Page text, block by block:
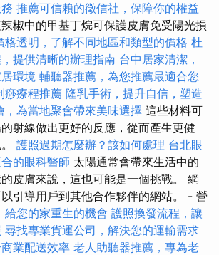
推薦可信賴的徵信社，保障你的權益
椒中的甲基丁烷可保護皮膚免受陽光損
格透明，了解不同地區和類型的價格 杜
提供清晰的辦理指南 台中居家清潔，
環境 輔聽器推薦，為您推薦最適合您
痧療程推薦 隆乳手術，提升自信，塑造
，為當地聚會帶來美味選擇 這些材料可
射線做出更好的反應，從而產生更健
護照過期怎麼辦？該如何處理 台北眼
的眼科醫師 太陽通常會帶來生活中的
皮膚來說，這也可能是一個挑戰。 網
引導用戶到其他合作夥伴的網站。 - 營
給您的家重生的機會 護照換發流程，讓
尋找專業貨運公司，解決您的運輸需求
業配送效率 老人助聽器推薦，專為老